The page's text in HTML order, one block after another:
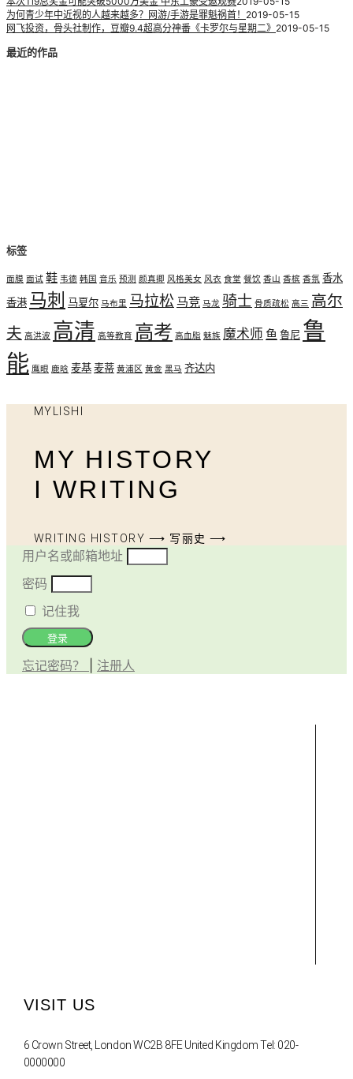
为何青少年中近视的人越来越多？网游/手游是罪魁祸首！ 2019-05-15
网飞投资，骨头社制作，豆瓣9.4超高分神番《卡罗尔与星期二》 2019-05-15
最近的作品
标签
面膜 面试 鞋 韦德 韩国 音乐 预测 颜真卿 风格美女 风衣 食堂 餐饮 香山 香槟 香氛 香水
香港 马刺 马夏尔 马布里 马拉松 马竞 马龙 骑士 骨质疏松 高三 高尔
夫 高洪波 高清 高等教育 高考 高血脂 魅族 魔术师 鱼 鲁尼 鲁
能 鹰眼 鹿晗 麦基麦蒂 黄浦区 黄金 黑马 齐达内
MYLISHI
MY HISTORY
I WRITING
WRITING HISTORY ⟶ 写丽史 ⟶
用户名或邮箱地址
密码
记住我
登录
忘记密码？ 注册人
VISIT US
6 Crown Street, London WC2B 8FE United Kingdom Tel: 020-
0000000